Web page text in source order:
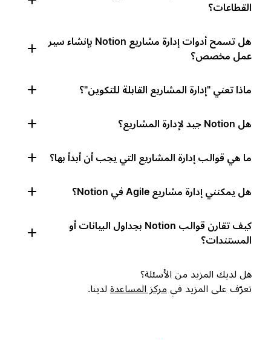
القطاعات؟
هل تسمح أدوات إدارة مشاريع Notion بإنشاء سير
عمل مخصص؟
ماذا تعني "إدارة المشاريع القابلة للتكوين"؟
هل Notion جيد لإدارة المشاريع؟
ما هي قوالب إدارة المشاريع التي يجب أن أبدأ بها؟
هل يمكنني إدارة مشاريع Agile في Notion؟
كيف تقارن قوالب Notion بجداول البيانات أو
المستندات؟
هل لديك المزيد من الأسئلة؟
تعرّف على المزيد في مركز المساعدة لدينا.